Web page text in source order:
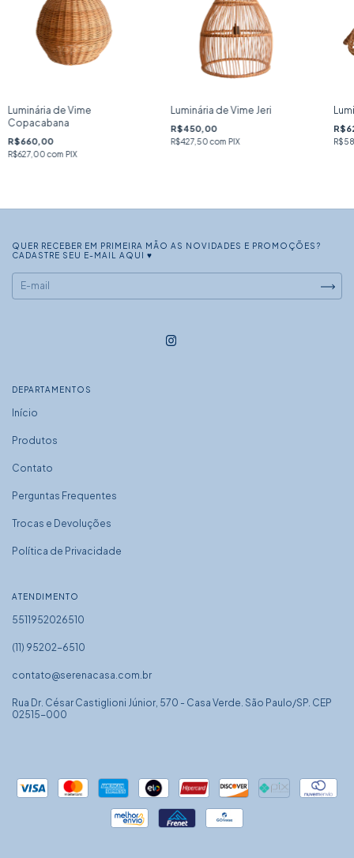
Luminária de Vime
Copacabana
R$660,00
R$627,00com PIX
Luminária de Vime Jeri
R$450,00
R$427,50com PIX
QUER RECEBER EM PRIMEIRA MÃO AS NOVIDADES E PROMOÇÕES?
CADASTRE SEU E-MAIL AQUI ♥
DEPARTAMENTOS
Início
Produtos
Contato
Perguntas Frequentes
Trocas e Devoluções
Política de Privacidade
ATENDIMENTO
5511952026510
(11) 95202-6510
contato@serenacasa.com.br
Rua Dr. César Castiglioni Júnior, 570 - Casa Verde. São Paulo/SP. CEP
02515-000